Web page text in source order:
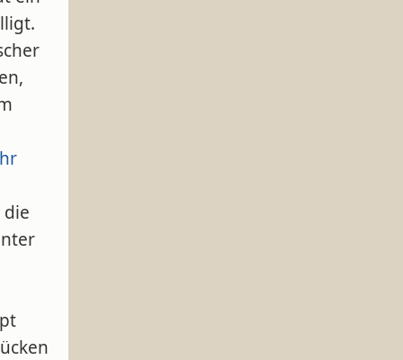
die